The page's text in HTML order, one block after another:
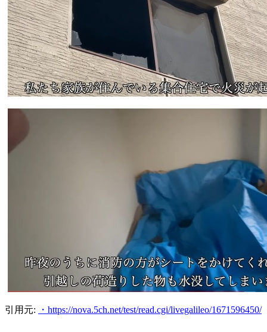
引用元: ・https://nova.5ch.net/test/read.cgi/livegalileo/1671596450/